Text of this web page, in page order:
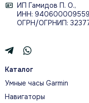
О МОДЕЛИ
ИП Гамидов П. О.,
ИНН:
ОГРН/ОГРНИП:
Каталог
Умные часы Garmin
Навигаторы